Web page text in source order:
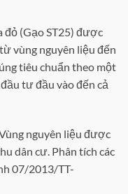
đỏ (Gạo ST25) được
vùng nguyên liệu đến
tiêu chuẩn theo một
tư đầu vào đến cả
nguyên liệu được
dân cư. Phân tích các
07/2013/TT-